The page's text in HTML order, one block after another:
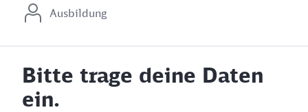
Ausbildung
Bitte trage deine Daten
ein.